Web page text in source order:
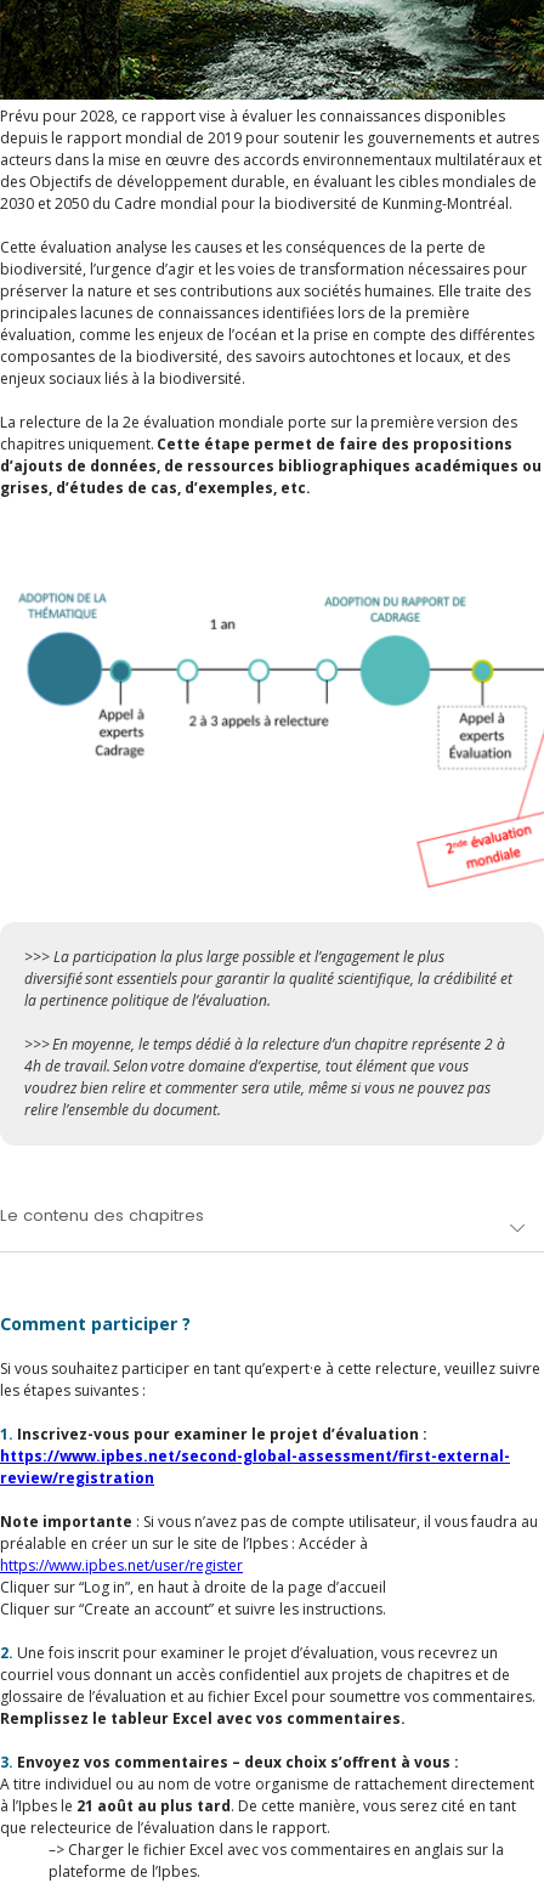
Prévu pour 2028, ce rapport vise à évaluer les connaissances disponibles
depuis le rapport mondial de 2019 pour soutenir les gouvernements et autres
acteurs dans la mise en œuvre des accords environnementaux multilatéraux et
des Objectifs de développement durable, en évaluant les cibles mondiales de
2030 et 2050 du Cadre mondial pour la biodiversité de Kunming-Montréal.
Cette évaluation analyse les causes et les conséquences de la perte de
biodiversité, l’urgence d’agir et les voies de transformation nécessaires pour
préserver la nature et ses contributions aux sociétés humaines. Elle traite des
principales lacunes de connaissances identifiées lors de la première
évaluation, comme les enjeux de l’océan et la prise en compte des différentes
composantes de la biodiversité, des savoirs autochtones et locaux, et des
enjeux sociaux liés à la biodiversité.
La relecture de la 2e évaluation mondiale porte sur la première version des
chapitres uniquement. Cette étape permet de faire des propositions
d’ajouts de données, de ressources bibliographiques académiques ou
grises, d’études de cas, d’exemples, etc.
>>> La participation la plus large possible et l’engagement le plus
diversifié sont essentiels pour garantir la qualité scientifique, la crédibilité et
la pertinence politique de l’évaluation.
>>> En moyenne, le temps dédié à la relecture d’un chapitre représente 2 à
4h de travail. Selon votre domaine d’expertise, tout élément que vous
voudrez bien relire et commenter sera utile, même si vous ne pouvez pas
relire l’ensemble du document.
Le contenu des chapitres
Comment participer ?
Si vous souhaitez participer en tant qu’expert·e à cette relecture, veuillez suivre
les étapes suivantes :
1. Inscrivez-vous pour examiner le projet d’évaluation :
https://www.ipbes.net/second-global-assessment/first-external-
review/registration
Note importante : Si vous n’avez pas de compte utilisateur, il vous faudra au
préalable en créer un sur le site de l’Ipbes : Accéder à
https://www.ipbes.net/user/register
Cliquer sur “Log in”, en haut à droite de la page d’accueil
Cliquer sur “Create an account” et suivre les instructions.
2. Une fois inscrit pour examiner le projet d’évaluation, vous recevrez un
courriel vous donnant un accès confidentiel aux projets de chapitres et de
glossaire de l’évaluation et au fichier Excel pour soumettre vos commentaires.
Remplissez le tableur Excel avec vos commentaires.
3. Envoyez vos commentaires – deux choix s’offrent à vous :
A titre individuel ou au nom de votre organisme de rattachement directement
à l’Ipbes le 21 août au plus tard. De cette manière, vous serez cité en tant
que relecteurice de l’évaluation dans le rapport.
–> Charger le fichier Excel avec vos commentaires en anglais sur la
plateforme de l’Ipbes.